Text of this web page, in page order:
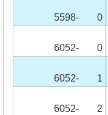
5598- 0
6052- 0
6052- 1
6052- 2